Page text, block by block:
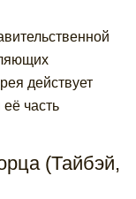
действует
её часть
(Тайбэй,